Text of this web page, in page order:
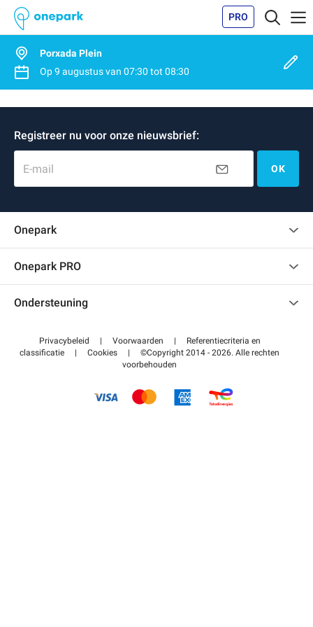
PRO
Porxada Plein
Op9 augustusvan 07:30 tot 08:30
Registreer nu voor onze nieuwsbrief:
E-mail OK
Onepark
Onepark PRO
Word partner van Onepark
Ondersteuning
Helpcentrum
Betalen voor parkeren FLOW
Privacybeleid | Voorwaarden |
Referentiecriteria en
classificatie
| Cookies |
©Copyright 2014 - 2026. Alle rechten
voorbehouden